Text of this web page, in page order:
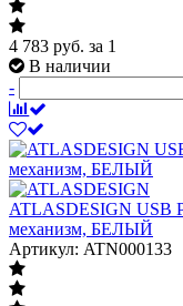
4 783 руб. за 1
В наличии
-
ATLASDESIGN
механизм, БЕЛЫЙ
Артикул: ATN000133